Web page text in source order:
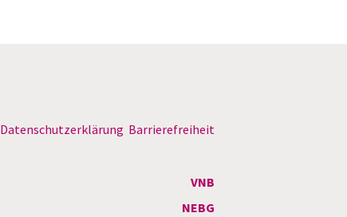
Datenschutzerklärung Barrierefreiheit
VNB
NEBG